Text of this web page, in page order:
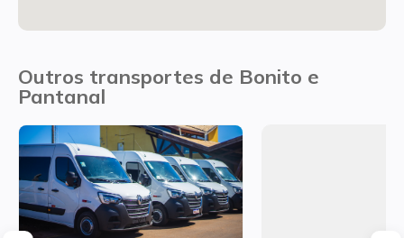
Outros transportes de Bonito e
Pantanal